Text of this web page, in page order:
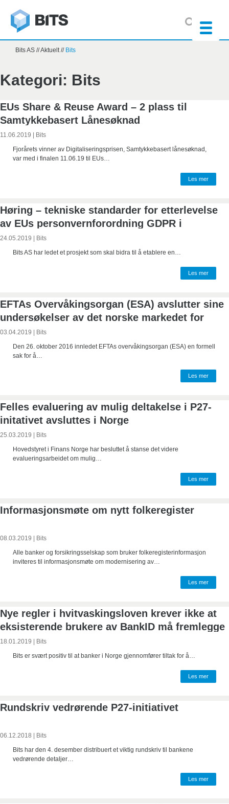
Bits AS //Aktuelt// Bits
Kategori: Bits
EUs Share & Reuse Award – 2 plass til
Samtykkebasert Lånesøknad
11.06.2019
Bits
Fjorårets vinner av Digitaliseringsprisen, Samtykkebasert lånesøknad,
var med i finalen 11.06.19 til EUs…
Les mer
Høring – tekniske standarder for etterlevelse
av EUs personvernforordning GDPR i
Finansbransjen
24.05.2019
Bits
Bits AS har ledet et prosjekt som skal bidra til å etablere en…
Les mer
EFTAs Overvåkingsorgan (ESA) avslutter sine
undersøkelser av det norske markedet for
betalingsformidling
03.04.2019 | Bits
Den 26. oktober 2016 innledet EFTAs overvåkingsorgan (ESA) en formell
sak for å…
Les mer
Felles evaluering av mulig deltakelse i P27-
initativet avsluttes i Norge
25.03.2019
Bits
Hovedstyret i Finans Norge har besluttet å stanse det videre
evalueringsarbeidet om mulig…
Les mer
Informasjonsmøte om nytt folkeregister
08.03.2019
Bits
Alle banker og forsikringsselskap som bruker folkeregisterinformasjon
inviteres til informasjonsmøte om modernisering av…
Les mer
Nye regler i hvitvaskingsloven krever ikke at
eksisterende brukere av BankID må fremlegge
pass
18.01.2019
Bits
Bits er svært positiv til at banker i Norge gjennomfører tiltak for å…
Les mer
Rundskriv vedrørende P27-initiativet
06.12.2018 | Bits
Bits har den 4. desember distribuert et viktig rundskriv til bankene
vedrørende detaljer…
Les mer